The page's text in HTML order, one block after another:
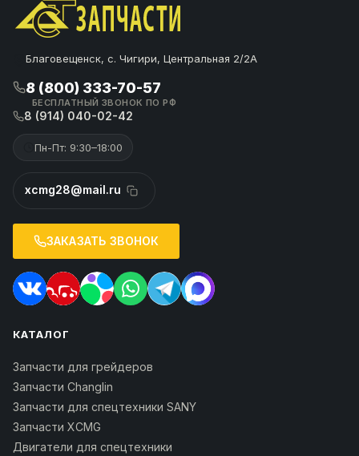
Благовещенск, с. Чигири, Центральная 2/2А
8 (800) 333-70-57
БЕСПЛАТНЫЙ ЗВОНОК ПО РФ
8 (914) 040-02-42
Пн-Пт: 9:30–18:00
xcmg28@mail.ru
ЗАКАЗАТЬ ЗВОНОК
КАТАЛОГ
Запчасти для грейдеров
Запчасти Changlin
Запчасти для спецтехники SANY
Запчасти XCMG
Двигатели для спецтехники